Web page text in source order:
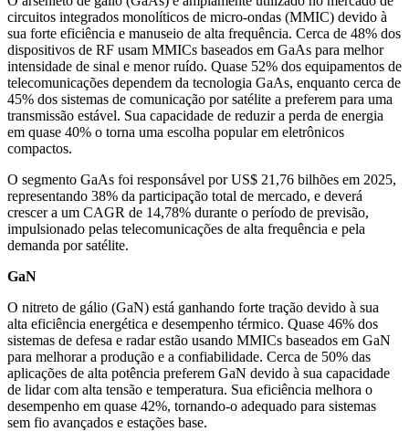
circuitos integrados monolíticos de micro-ondas (MMIC) devido à
sua forte eficiência e manuseio de alta frequência. Cerca de 48% dos
dispositivos de RF usam MMICs baseados em GaAs para melhor
intensidade de sinal e menor ruído. Quase 52% dos equipamentos de
telecomunicações dependem da tecnologia GaAs, enquanto cerca de
45% dos sistemas de comunicação por satélite a preferem para uma
transmissão estável. Sua capacidade de reduzir a perda de energia
em quase 40% o torna uma escolha popular em eletrônicos
compactos.
O segmento GaAs foi responsável por US$ 21,76 bilhões em 2025,
representando 38% da participação total de mercado, e deverá
crescer a um CAGR de 14,78% durante o período de previsão,
impulsionado pelas telecomunicações de alta frequência e pela
demanda por satélite.
GaN
O nitreto de gálio (GaN) está ganhando forte tração devido à sua
alta eficiência energética e desempenho térmico. Quase 46% dos
sistemas de defesa e radar estão usando MMICs baseados em GaN
para melhorar a produção e a confiabilidade. Cerca de 50% das
aplicações de alta potência preferem GaN devido à sua capacidade
de lidar com alta tensão e temperatura. Sua eficiência melhora o
desempenho em quase 42%, tornando-o adequado para sistemas
sem fio avançados e estações base.